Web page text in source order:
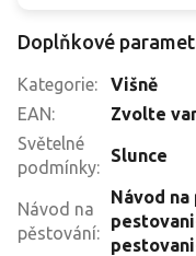
Doplňkové
Kategorie:
Višně
EAN:
Zvolte
Světelné
podmínky:
Slunce
Návod na
pěstování:
Návod